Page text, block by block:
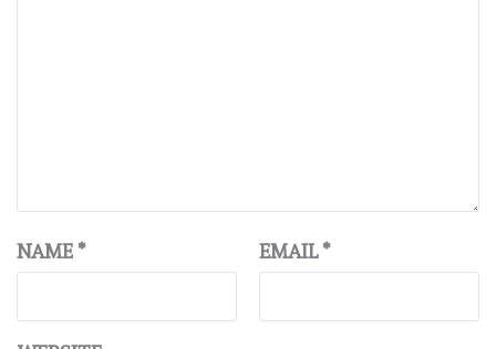
NAME* EMAIL*